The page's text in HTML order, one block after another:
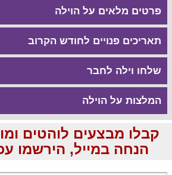
פרטים מלאים על הוילה
תאריכים פנויים לחודש הקרוב
שלחו וילה לחבר
המלצות על הוילה
הנחה במייל, הירשמו